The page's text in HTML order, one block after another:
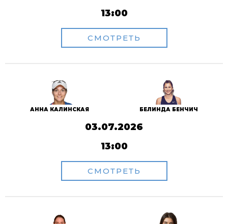
13:00
СМОТРЕТЬ
АННА КАЛИНСКАЯ БЕЛИНДА БЕНЧИЧ
03.07.2026
13:00
СМОТРЕТЬ